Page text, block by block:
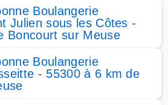
Boulangerie
Julien sous les Côtes -
Boncourt sur Meuse
Boulangerie
- 55300 à 6 km de